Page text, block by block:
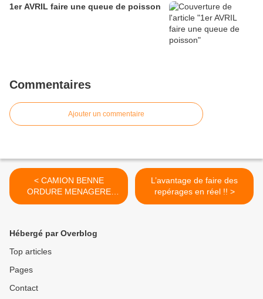
1er AVRIL faire une queue de poisson
Commentaires
Ajouter un commentaire
< CAMION BENNE
ORDURE MENAGERE
SOVEL
L’avantage de faire des
repérages en réel !! >
Hébergé par Overblog
Top articles
Pages
Contact